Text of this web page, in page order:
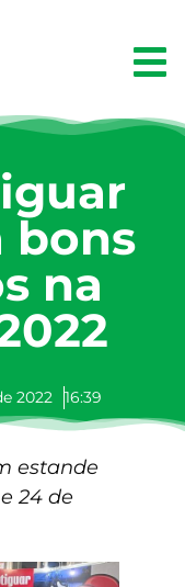
bons
na
2022 16:39
estande
24 de